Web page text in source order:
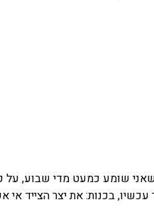
כמעט מדי שבוע, על
בכנות: את יצר הצייד